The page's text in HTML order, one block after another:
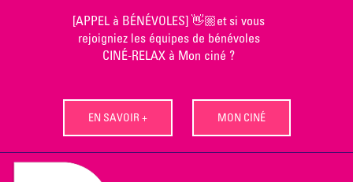
[APPEL à BÉNÉVOLES] 👋🏼et si vous
rejoigniez les équipes de bénévoles
CINÉ-RELAX à Mon ciné ?
EN SAVOIR + MON CINÉ